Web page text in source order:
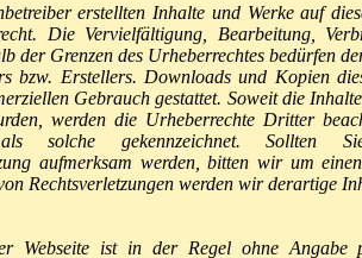
erstellten Inhalte und Werke auf
Die Vervielfältigung, Bearbeitung,
der Grenzen des Urheberrechtes bedürfen
bzw. Erstellers. Downloads und Kopien
Gebrauch gestattet. Soweit die
werden die Urheberrechte Dritter
solche gekennzeichnet. Sollten
aufmerksam werden, bitten wir um
Rechtsverletzungen werden wir derartige
Webseite ist in der Regel ohne Angabe